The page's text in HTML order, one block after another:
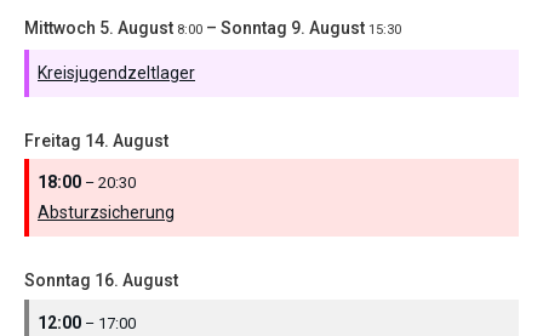
Mittwoch 5. August 8:00 – Sonntag 9. August 15:30
Kreisjugendzeltlager
Freitag 14. August
18:00 – 20:30
Absturzsicherung
Sonntag 16. August
12:00 – 17:00